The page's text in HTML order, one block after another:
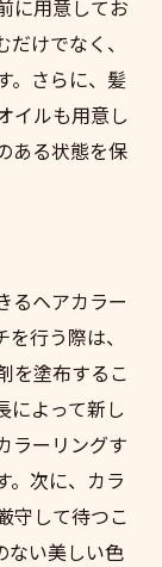
ッチガイ
ク
バイス
テクニッ
チ
に用意してお
けでなく、
。さらに、髪
イルも用意し
ある状態を保
るヘアカラー
行う際は、
を塗布するこ
によって新し
ラーリングす
。次に、カラ
守して待つこ
ない美しい色